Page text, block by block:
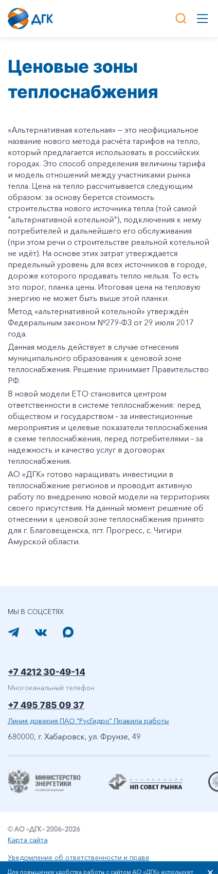
Ценовые зоны
теплоснабжения
«Альтернативная котельная» — это неофициальное
название нового метода расчёта тарифов на тепло,
который предлагается использовать в российских
городах. Это способ определения величины тарифа
и модель отношений между участниками рынка
тепла. Цена на тепло рассчитывается следующим
образом: за основу берется стоимость
строительства нового источника тепла (той самой
"альтернативной котельной"), подключения к нему
потребителей и дальнейшего его обслуживания
(при этом речи о строительстве реальной котельной
не идёт). На основе этих затрат утверждается
предельный уровень для всех источников в городе,
дороже которого продавать тепло нельзя. То есть
это порог, планка цены. Итоговая цена на тепловую
энергию не может быть выше этой планки.
Метод «альтернативной котельной» утверждён
Федеральным законом №279-ФЗ от 29 июля 2017
года.
Данная модель действует в случае отнесения
муниципального образования к ценовой зоне
теплоснабжения. Решение принимает Правительство
РФ.
В новой модели ЕТО становится центром
ответственности в системе теплоснабжения: перед
обществом и государством – за инвестиционные
мероприятия и целевые показатели теплоснабжения
в схеме теплоснабжения, перед потребителями – за
надежность и качество услуг в договорах
теплоснабжения.
АО «ДГК» готово наращивать инвестиции в
теплоснабжение регионов и проводит активную
работу по внедрению новой модели на территориях
своего присутствия. На данный момент решение об
отнесении к ценовой зоне теплоснабжения принято
для г. Благовещенска, пгт. Прогресс, с. Чигири
Амурской области.
МЫ В СОЦСЕТЯХ
+7 4212 30-49-14
Многоканальный телефон
+7 495 785 09 37
Линия доверия ПАО "РусГидро" Правила работы
680000, г. Хабаровск, ул. Фрунзе, 49
© АО «ДГК» 2006-2026
Карта сайта
Уведомление об ответственности и праве
интеллектуальной собственности
Для повышения удобства работы с сайтом АО «ДГК» использует